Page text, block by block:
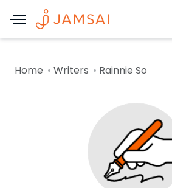
Home Writers Rainnie So